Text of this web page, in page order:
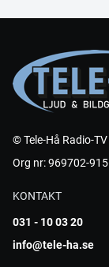
© Tele-Hå Radio-TV
Org nr: 969702-
KONTAKT
031 - 10 03 20
info@tele-ha.se